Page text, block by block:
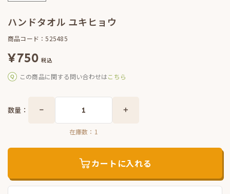
ハンドタオル ユキヒョウ
商品コード：525485
¥750 税込
この商品に関する問い合わせはこちら
数量：
在庫数： 1
カートに入れる